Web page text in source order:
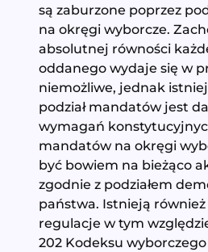
są zaburzone poprzez
na okręgi wyborcze.
absolutnej równości
oddanego wydaje się w
niemożliwe, jednak
podział mandatów jest
wymagań
mandatów na okręgi
być bowiem na bieżąco
zgodnie z podziałem
państwa. Istnieją
regulacje w tym
202 Kodeksu